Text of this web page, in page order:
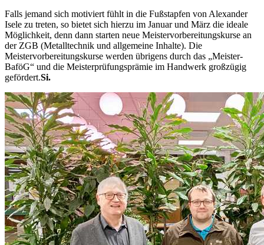
Falls jemand sich motiviert fühlt in die Fußstapfen von Alexander
Isele zu treten, so bietet sich hierzu im Januar und März die ideale
Möglichkeit, denn dann starten neue Meistervorbereitungskurse an
der ZGB (Metalltechnik und allgemeine Inhalte). Die
Meistervorbereitungskurse werden übrigens durch das „Meister-
BaföG“ und die Meisterprüfungsprämie im Handwerk großzügig
gefördert.Si.